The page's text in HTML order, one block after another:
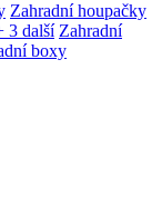
Zahradní houpačky
3 další Zahradní
boxy